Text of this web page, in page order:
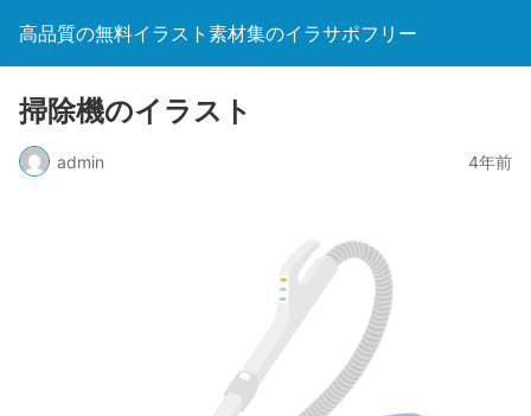
高品質の無料イラスト素材集のイラサポフリー
掃除機のイラスト
admin 4年前